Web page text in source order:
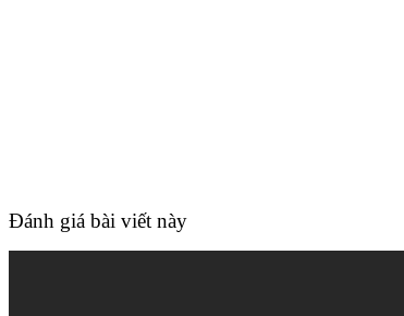
Đánh giá bài viết này